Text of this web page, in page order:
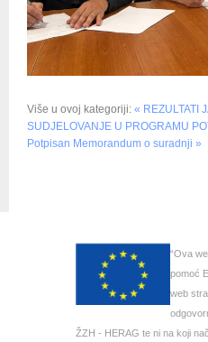
Više u ovoj kategoriji: « REZULTATI
SUDJELOVANJE U PROGRAMU
Potpisan Memorandum o suradnji »
“Ova
pomoć
web
ŽZH - HERAG te ni na koji